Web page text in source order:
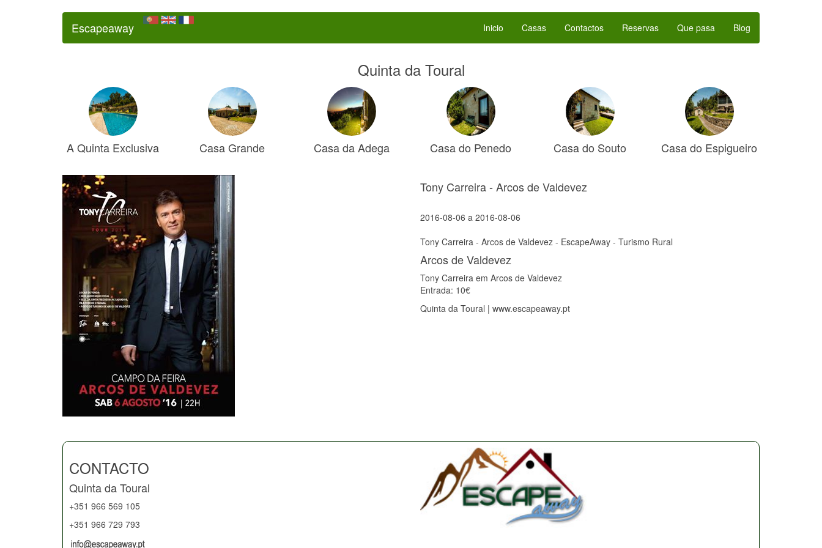
Escapeaway Inicio Casas Contactos Reservas Que pasa Blog
Quinta da Toural
A Quinta Exclusiva Casa Grande Casa da Adega Casa do Penedo Casa do Souto Casa do Espigueiro
Tony Carreira - Arcos de Valdevez
2016-08-06 a 2016-08-06
Tony Carreira - Arcos de Valdevez - EscapeAway - Turismo Rural
Arcos de Valdevez
Tony Carreira em Arcos de Valdevez
Entrada: 10€
Quinta da Toural | www.escapeaway.pt
CONTACTO
Quinta da Toural
+351 966 569 105
+351 966 729 793